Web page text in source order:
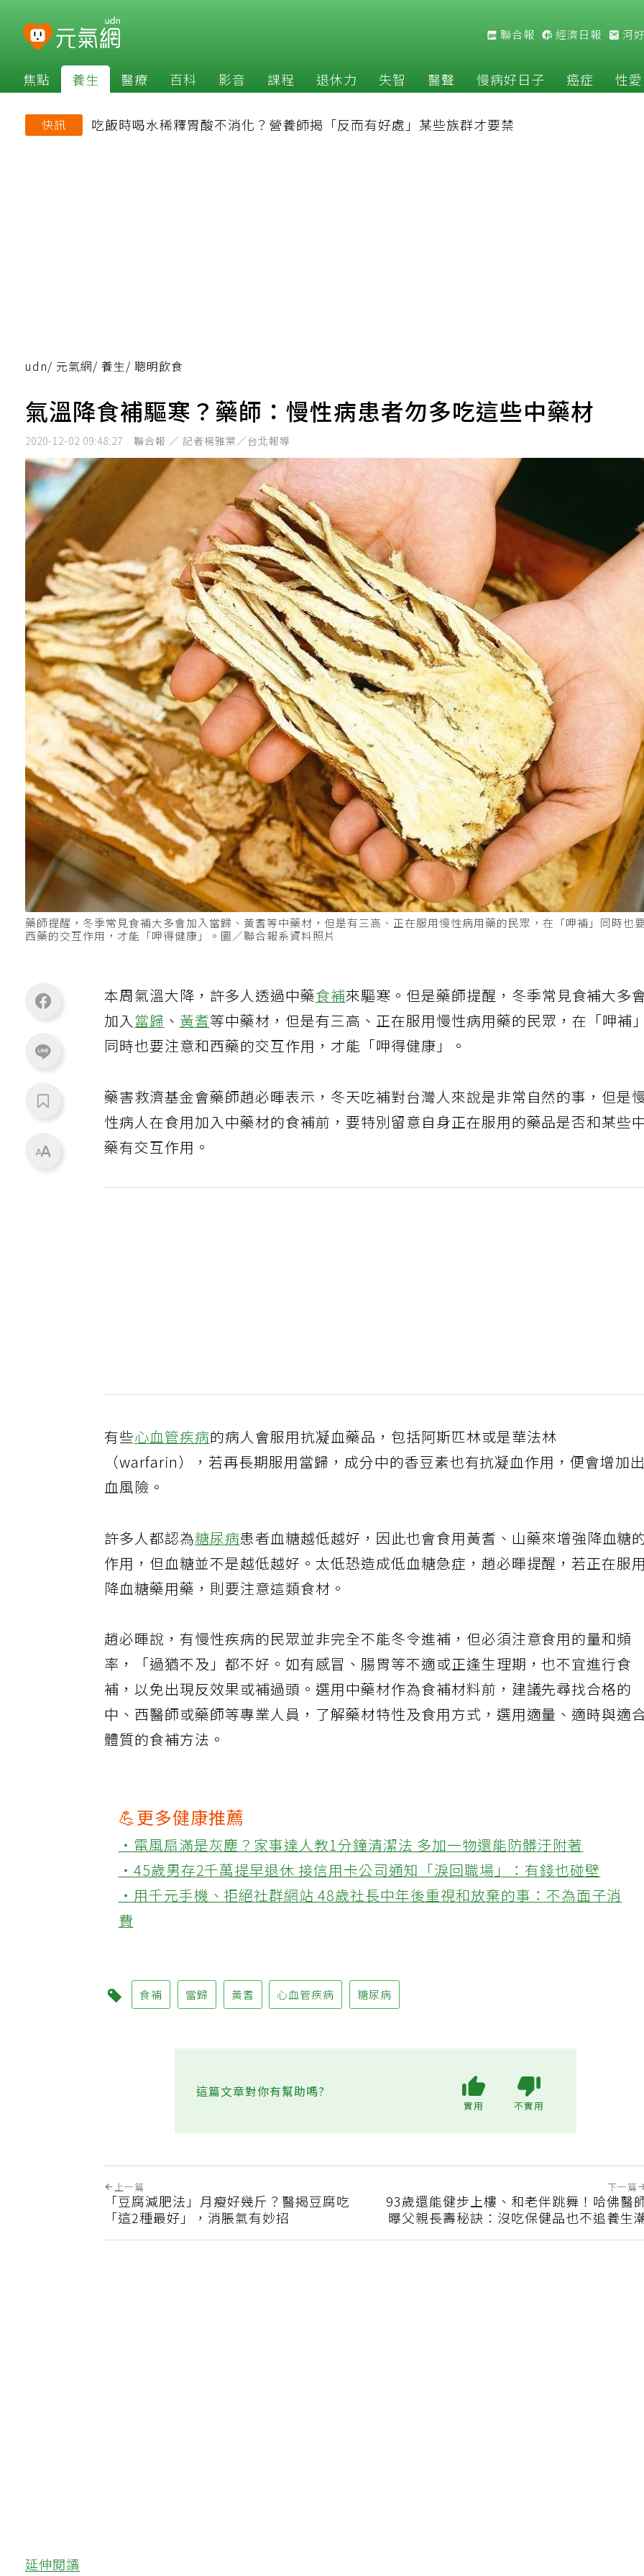
聯合報 經濟日報 河
焦點 養生 醫療 百科 影音 課程 退休力 失智 醫聲 慢病好日子 癌症 性愛
快訊 吃飯時喝水稀釋胃酸不消化？營養師揭「反而有好處」某些族群才要禁
udn/ 元氣網/ 養生/ 聰明飲食
氣溫降食補驅寒？藥師：慢性病患者勿多吃這些中藥材
2020-12-02 09:48:27 聯合報 ／ 記者楊雅棠／台北報導
藥師提醒，冬季常見食補大多會加入當歸、黃耆等中藥材，但是有三高、正在服用慢性病用藥的民眾，在「呷補」同時也
西藥的交互作用，才能「呷得健康」。圖／聯合報系資料照片
本周氣溫大降，許多人透過中藥食補來驅寒。但是藥師提醒，冬季常見食補大多
加入當歸 、黃耆等中藥材，但是有三高、正在服用慢性病用藥的民眾，在「呷補
同時也要注意和西藥的交互作用，才能「呷得健康」。
藥害救濟基金會藥師趙必暉表示，冬天吃補對台灣人來說是非常自然的事，但是
性病人在食用加入中藥材的食補前，要特別留意自身正在服用的藥品是否和某些
藥有交互作用。
有些心血管疾病的病人會服用抗凝血藥品，包括阿斯匹林或是華法林
（warfarin），若再長期服用當歸，成分中的香豆素也有抗凝血作用，便會增加
血風險。
許多人都認為糖尿病患者血糖越低越好，因此也會食用黃耆、山藥來增強降血糖
作用，但血糖並不是越低越好。太低恐造成低血糖急症，趙必暉提醒，若正在服
降血糖藥用藥，則要注意這類食材。
趙必暉說，有慢性疾病的民眾並非完全不能冬令進補，但必須注意食用的量和頻
率，「過猶不及」都不好。如有感冒、腸胃等不適或正逢生理期，也不宜進行食
補，以免出現反效果或補過頭。選用中藥材作為食補材料前，建議先尋找合格的
中、西醫師或藥師等專業人員，了解藥材特性及食用方式，選用適量、適時與適
體質的食補方法。
💪更多健康推薦
‧電風扇滿是灰塵？家事達人教1分鐘清潔法 多加一物還能防髒汙附著
‧45歲男存2千萬提早退休 接信用卡公司通知「淚回職場」：有錢也碰壁
‧用千元手機、拒絕社群網站 48歲社長中年後重視和放棄的事：不為面子消
費
食補 當歸 黃耆 心血管疾病 糖尿病
這篇文章對你有幫助嗎?
上一篇
「豆腐減肥法」月瘦好幾斤？醫揭豆腐吃
「這2種最好」，消脹氣有妙招
下一篇
93歲還能健步上樓、和老伴跳舞！哈佛醫
曝父親長壽秘訣：沒吃保健品也不追養生